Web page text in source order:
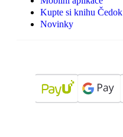
Kupte si knihu Čedok
Novinky